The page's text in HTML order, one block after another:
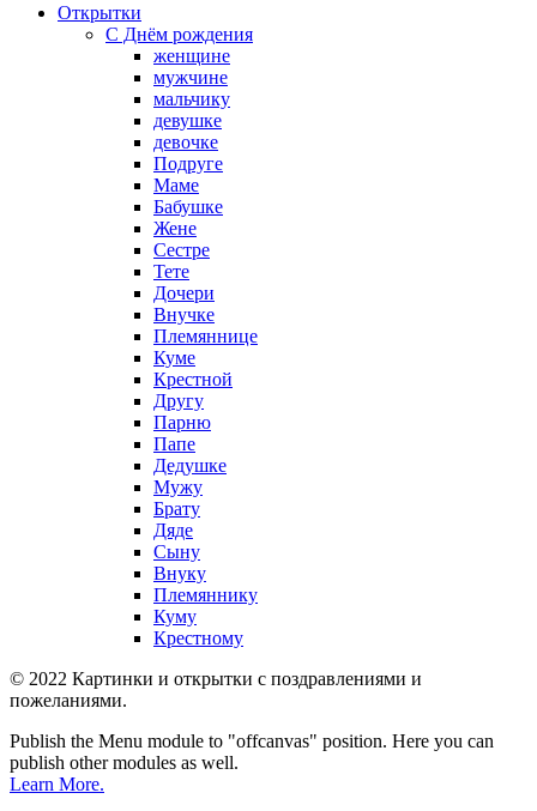
Открытки
С Днём рождения
женщине
мужчине
мальчику
девушке
девочке
Подруге
Маме
Бабушке
Жене
Сестре
Тете
Дочери
Внучке
Племяннице
Куме
Крестной
Другу
Парню
Папе
Дедушке
Мужу
Брату
Дяде
Сыну
Внуку
Племяннику
Куму
Крестному
© 2022 Картинки и открытки с поздравлениями и
пожеланиями.
Publish the Menu module to "offcanvas" position. Here you can
publish other modules as well.
Learn More.